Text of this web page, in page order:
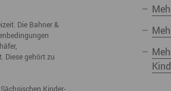
Touristische
Ansprechpartner &
Die Bahner &
Diese gehört zu
Kinder-